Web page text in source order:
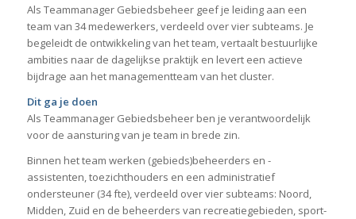
Als Teammanager Gebiedsbeheer geef je leiding aan een
team van 34 medewerkers, verdeeld over vier subteams. Je
begeleidt de ontwikkeling van het team, vertaalt bestuurlijke
ambities naar de dagelijkse praktijk en levert een actieve
bijdrage aan het managementteam van het cluster.
Dit ga je doen
Als Teammanager Gebiedsbeheer ben je verantwoordelijk
voor de aansturing van je team in brede zin.
Binnen het team werken (gebieds)beheerders en -
assistenten, toezichthouders en een administratief
ondersteuner (34 fte), verdeeld over vier subteams: Noord,
Midden, Zuid en de beheerders van recreatiegebieden, sport-